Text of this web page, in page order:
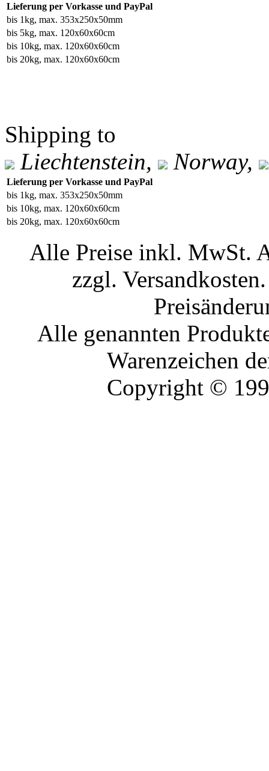
Lieferung per Vorkasse und PayPal
bis 1kg, max. 353x250x50mm
bis 5kg, max. 120x60x60cm
bis 10kg, max. 120x60x60cm
bis 20kg, max. 120x60x60cm
Shipping to
Liechtenstein,
Norway,
Lieferung per Vorkasse und PayPal
bis 1kg, max. 353x250x50mm
bis 10kg, max. 120x60x60cm
bis 20kg, max. 120x60x60cm
Alle Preise inkl. MwSt.
zzgl.
Alle genannten
Warenzeichen
Copyright ©